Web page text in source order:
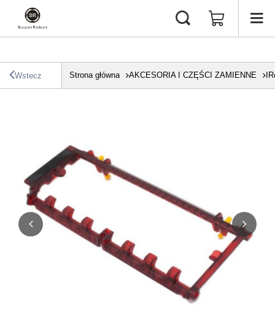
Wstecz Strona główna AKCESORIA I CZĘŚCI ZAMIENNE